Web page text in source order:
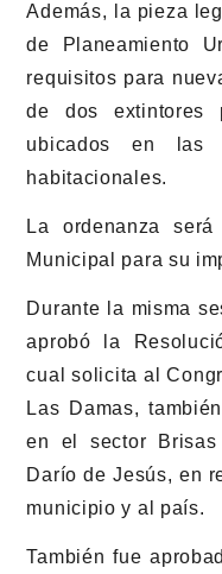
Además, la pieza
de Planeamiento
requisitos para
de dos extintores
ubicados en las
habitacionales.
La ordenanza
Municipal para su
Durante la misma
aprobó la
cual solicita al
Las Damas,
en el sector
Darío de Jesús, en
municipio y al país.
También fue